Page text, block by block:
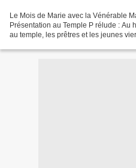
Le Mois de Marie avec la Vénérable
Présentation au Temple P rélude : Au
au temple, les prêtres et les jeunes